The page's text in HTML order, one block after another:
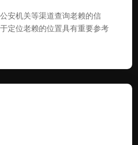
安机关等渠道查询老赖的信
定位老赖的位置具有重要参考